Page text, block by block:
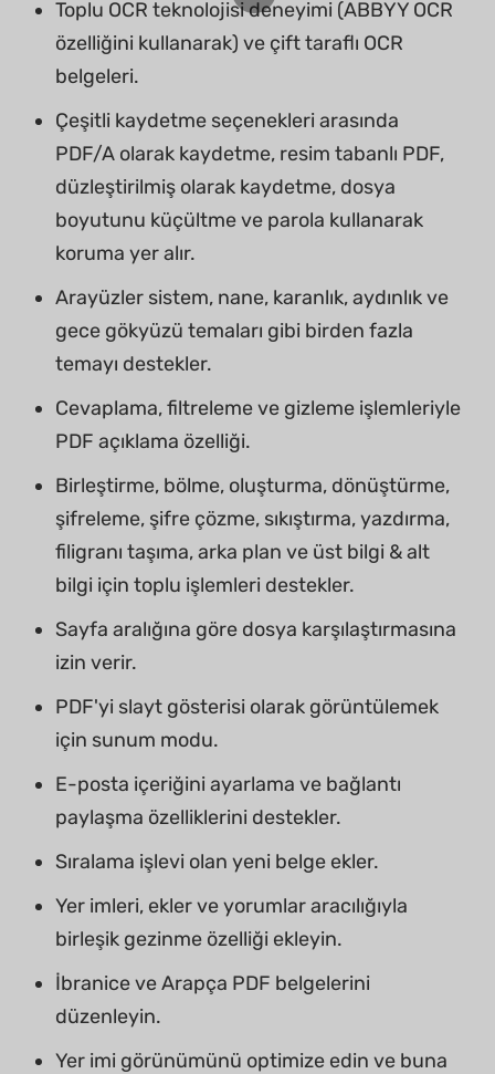
Toplu OCR teknolojisi deneyimi (ABBYY OCR
özelliğini kullanarak) ve çift taraflı OCR
belgeleri.
Çeşitli kaydetme seçenekleri arasında
PDF/A olarak kaydetme, resim tabanlı PDF,
düzleştirilmiş olarak kaydetme, dosya
boyutunu küçültme ve parola kullanarak
koruma yer alır.
Arayüzler sistem, nane, karanlık, aydınlık ve
gece gökyüzü temaları gibi birden fazla
temayı destekler.
Cevaplama, filtreleme ve gizleme işlemleriyle
PDF açıklama özelliği.
Birleştirme, bölme, oluşturma, dönüştürme,
şifreleme, şifre çözme, sıkıştırma, yazdırma,
filigranı taşıma, arka plan ve üst bilgi & alt
bilgi için toplu işlemleri destekler.
Sayfa aralığına göre dosya karşılaştırmasına
izin verir.
PDF'yi slayt gösterisi olarak görüntülemek
için sunum modu.
E-posta içeriğini ayarlama ve bağlantı
paylaşma özelliklerini destekler.
Sıralama işlevi olan yeni belge ekler.
Yer imleri, ekler ve yorumlar aracılığıyla
birleşik gezinme özelliği ekleyin.
İbranice ve Arapça PDF belgelerini
düzenleyin.
Yer imi görünümünü optimize edin ve buna